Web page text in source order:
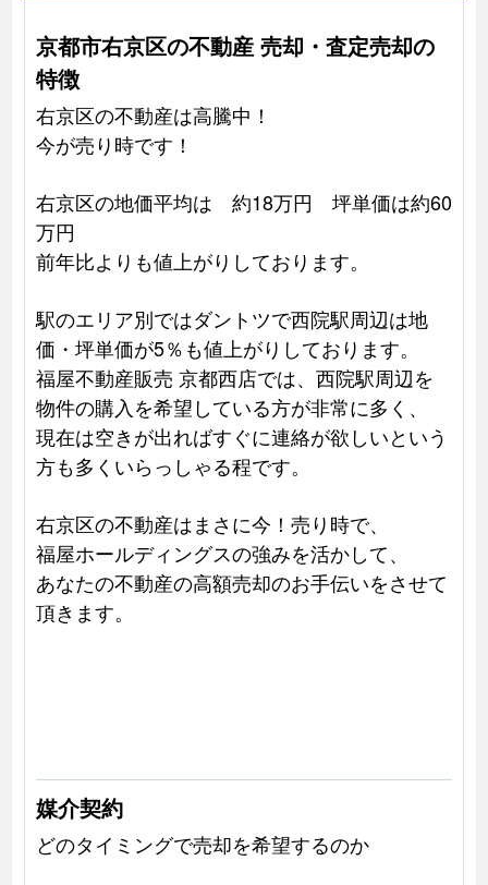
京都市右京区の不動産 売却・査定売却の
特徴
右京区の不動産は高騰中！
今が売り時です！
右京区の地価平均は 約18万円 坪単価は約60
万円
前年比よりも値上がりしております。
駅のエリア別ではダントツで西院駅周辺は地
価・坪単価が5％も値上がりしております。
福屋不動産販売 京都西店では、西院駅周辺を
物件の購入を希望している方が非常に多く、
現在は空きが出ればすぐに連絡が欲しいという
方も多くいらっしゃる程です。
右京区の不動産はまさに今！売り時で、
福屋ホールディングスの強みを活かして、
あなたの不動産の高額売却のお手伝いをさせて
頂きます。
媒介契約
どのタイミングで売却を希望するのか